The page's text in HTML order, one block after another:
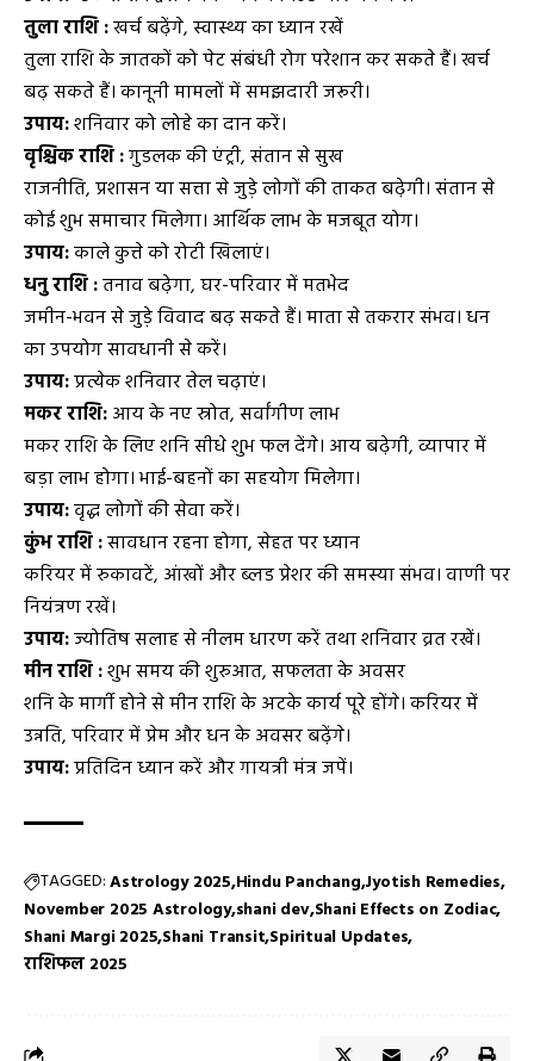
तुला राशि :खर्च बढ़ेंगे, स्वास्थ्य का ध्यान रखें
तुला राशि के जातकों को पेट संबंधी रोग परेशान कर सकते हैं। खर्च
बढ़ सकते हैं। कानूनी मामलों में समझदारी जरूरी।
उपाय:शनिवार को लोहे का दान करें।
वृश्चिक राशि :गुडलक की एंट्री, संतान से सुख
राजनीति, प्रशासन या सत्ता से जुड़े लोगों की ताकत बढ़ेगी। संतान से
कोई शुभ समाचार मिलेगा। आर्थिक लाभ के मजबूत योग।
उपाय:काले कुत्ते को रोटी खिलाएं।
धनु राशि :तनाव बढ़ेगा, घर-परिवार में मतभेद
जमीन-भवन से जुड़े विवाद बढ़ सकते हैं। माता से तकरार संभव। धन
का उपयोग सावधानी से करें।
उपाय:प्रत्येक शनिवार तेल चढ़ाएं।
मकर राशि:आय के नए स्रोत, सर्वांगीण लाभ
मकर राशि के लिए शनि सीधे शुभ फल देंगे। आय बढ़ेगी, व्यापार में
बड़ा लाभ होगा। भाई-बहनों का सहयोग मिलेगा।
उपाय:वृद्ध लोगों की सेवा करें।
कुंभ राशि :सावधान रहना होगा, सेहत पर ध्यान
करियर में रुकावटें, आंखों और ब्लड प्रेशर की समस्या संभव। वाणी पर
नियंत्रण रखें।
उपाय:ज्योतिष सलाह से नीलम धारण करें तथा शनिवार व्रत रखें।
मीन राशि :शुभ समय की शुरुआत, सफलता के अवसर
शनि के मार्गी होने से मीन राशि के अटके कार्य पूरे होंगे। करियर में
उन्नति, परिवार में प्रेम और धन के अवसर बढ़ेंगे।
उपाय:प्रतिदिन ध्यान करें और गायत्री मंत्र जपें।
TAGGED:Astrology 2025 Hindu PanchangJyotish Remedies
November 2025 Astrologyshani devShani Effects on Zodiac
Shani Margi 2025Shani TransitSpiritual Updates
राशिफल 2025